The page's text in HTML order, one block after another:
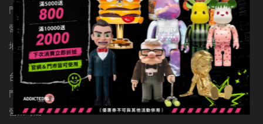
門市電話：0900301877
營業時間：11:00-22:00
地址：高雄市楠梓區大學東路136號
台北店
門市電話：0981797166
營業時間：11:00-22:00